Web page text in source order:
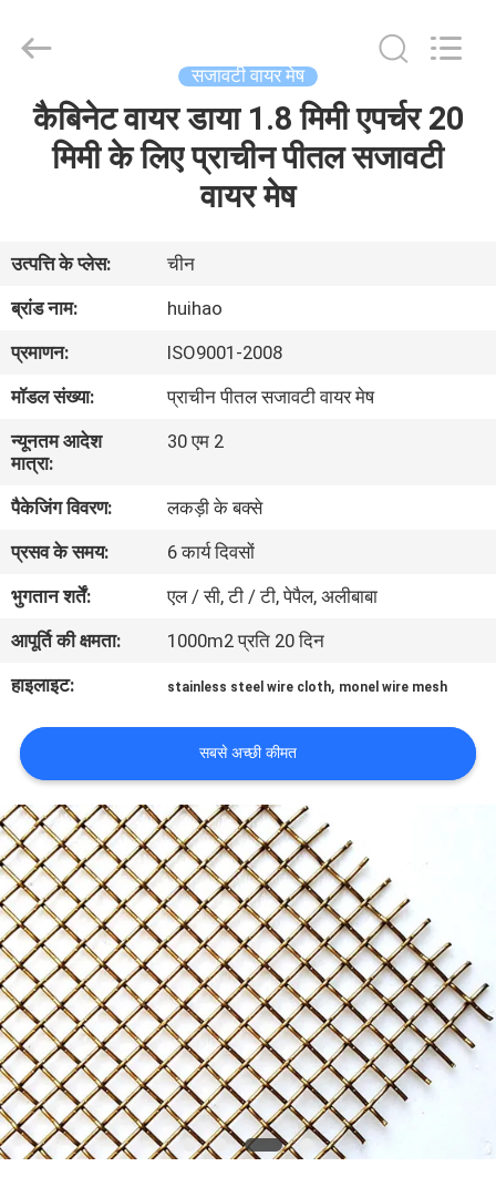
घर
हमारे
बारे
में
कारखाने
का
दौरा
गुणवत्ता
नियंत्रण
हमसे
करें
समाचार
मामले
साइटमैप
PRIVACY
POLICY
Mesh
Product
Reserved.
सजावटी वायर मेष
कैबिनेट वायर डाया 1.8 मिमी एपर्चर 20
मिमी के लिए प्राचीन पीतल सजावटी
वायर मेष
उत्पत्ति के प्लेस:
चीन
ब्रांड नाम:
huihao
प्रमाणन:
ISO9001-2008
मॉडल संख्या:
प्राचीन पीतल सजावटी वायर मेष
न्यूनतम आदेश
मात्रा:
30 एम 2
पैकेजिंग विवरण:
लकड़ी के बक्से
प्रसव के समय:
6 कार्य दिवसों
भुगतान शर्तें:
एल / सी, टी / टी, पेपैल, अलीबाबा
आपूर्ति की क्षमता:
1000m2 प्रति 20 दिन
हाइलाइट:
stainless steel wire cloth, monel wire mesh
सबसे अच्छी कीमत